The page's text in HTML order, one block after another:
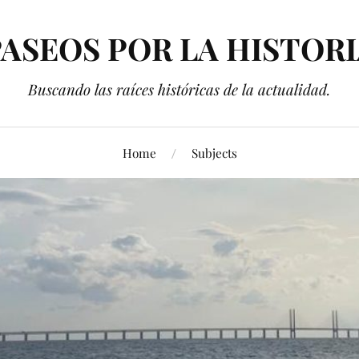
POR LA
Buscando las raíces históricas de la actualidad.
Home Subjects